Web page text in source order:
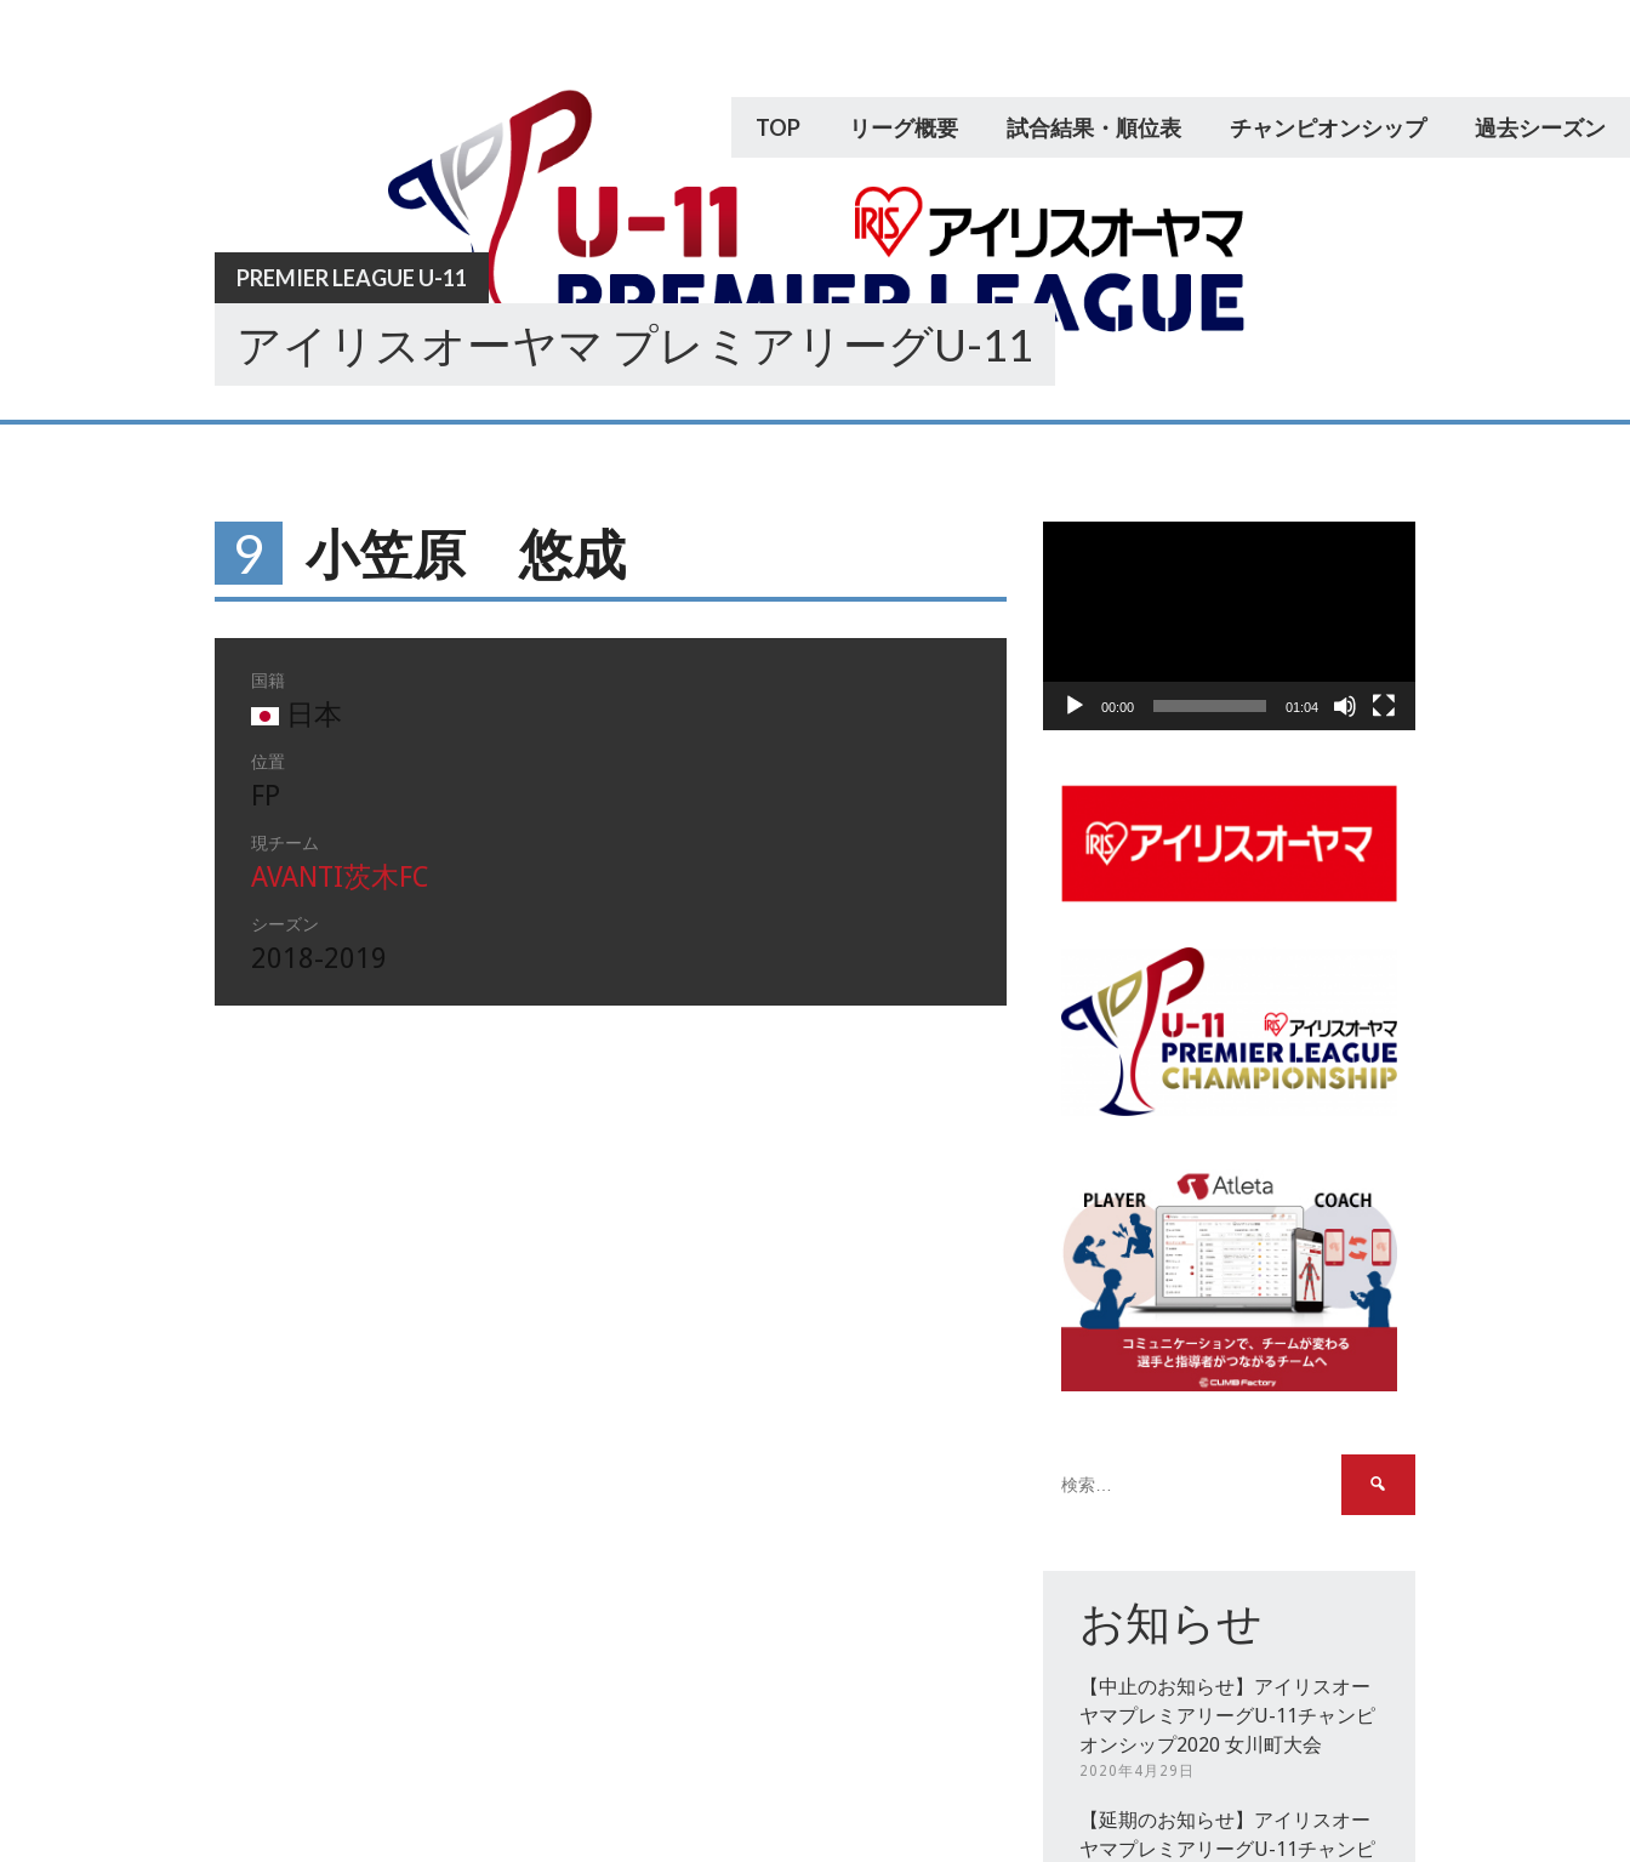
TOP リーグ概要 試合結果・順位表 チャンピオンシップ 過去シーズン
PREMIER LEAGUE U-11
アイリスオーヤマ プレミアリーグU-11
9 小笠原 悠成
国籍
日本
位置
FP
現チーム
AVANTI茨木FC
シーズン
2018-2019
ヤ
00:00 01:04
お知らせ
【中止のお知らせ】アイリスオー
ヤマプレミアリーグU-11チャンピ
オンシップ2020 女川町大会
2020年4月29日
【延期のお知らせ】アイリスオー
ヤマプレミアリーグU-11チャンピ